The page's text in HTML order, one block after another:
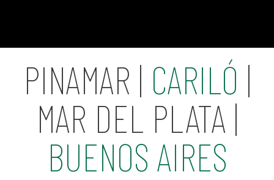
PINAMAR | CARILÓ |
MAR DEL PLATA |
BUENOS AIRES